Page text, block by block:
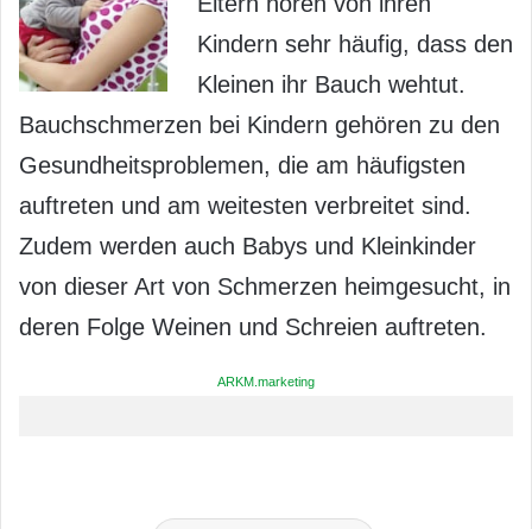
Kindern sehr häufig, dass den
Kleinen ihr Bauch wehtut.
Bauchschmerzen bei Kindern gehören zu den
Gesundheitsproblemen, die am häufigsten
auftreten und am weitesten verbreitet sind.
Zudem werden auch Babys und Kleinkinder
von dieser Art von Schmerzen heimgesucht, in
deren Folge Weinen und Schreien auftreten.
ARKM.marketing